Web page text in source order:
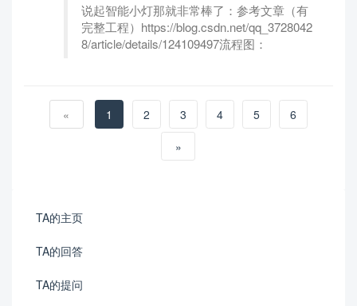
说起智能小灯那就非常棒了：参考文章（有
完整工程）https://blog.csdn.net/qq_3728042
8/article/details/124109497流程图：
« 1 2 3 4 5
6
»
TA的主页
TA的回答
TA的提问